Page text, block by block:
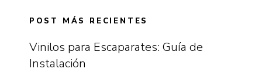
POST MÁS RECIENTES
Vinilos para Escaparates: Guía de
Instalación